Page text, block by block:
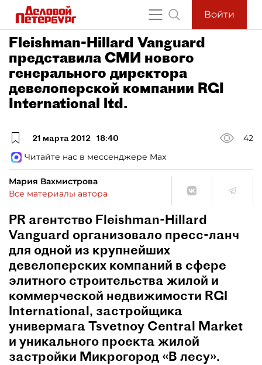
Войти
Fleishman-Hillard Vanguard
представила СМИ нового
генерального директора
девелоперской компании RGI
International ltd.
21 марта 2012 18:40
42
Читайте нас в мессенджере Max
Мария Вахмистрова
Все материалы автора
PR агентство Fleishman-Hillard
Vanguard организовало пресс-ланч
для одной из крупнейших
девелоперских компаний в сфере
элитного строительства жилой и
коммерческой недвижимости RGI
International, застройщика
универмага Tsvetnoy Central Market
и уникального проекта жилой
застройки Микрогород «В лесу».